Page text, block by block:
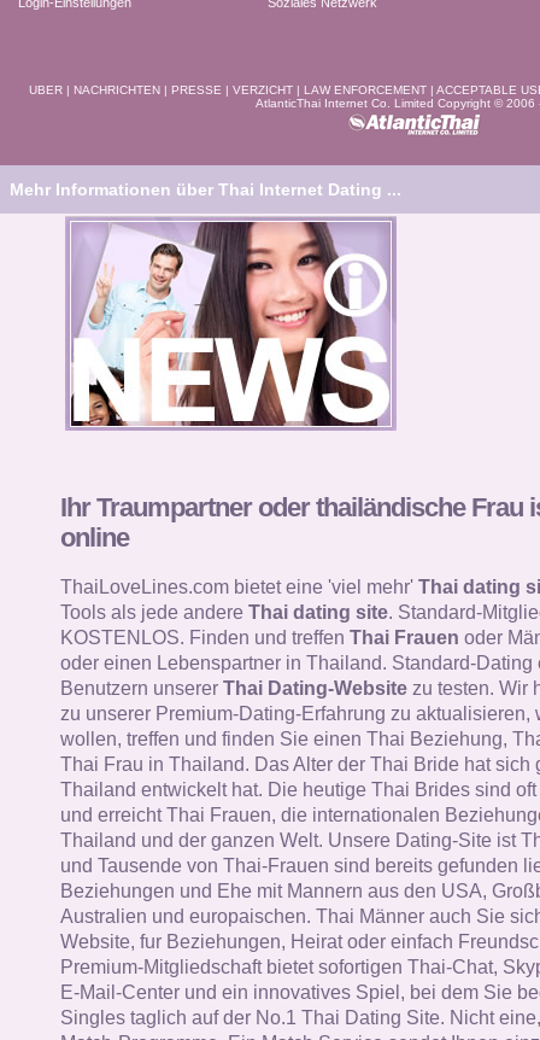
UBER| NACHRICHTEN| PRESSE | VERZICHT| LAW ENFORCEMENT| ACCEPTABLE
AtlanticThai Internet Co. Limited Copyright © 2006
Mehr Informationen über Thai Internet Dating ...
Ihr Traumpartner oder thailändische Frau
online
ThaiLoveLines.com bietet eine 'viel mehr' Thai dating
Tools als jede andere Thai dating site. Standard-
KOSTENLOS. Finden und treffen Thai Frauen oder
oder einen Lebenspartner in Thailand. Standard-Dating
Benutzern unserer Thai Dating-Websitezu testen. Wir
zu unserer Premium-Dating-Erfahrung zu aktualisieren,
wollen, treffen und finden Sie einen Thai Beziehung,
Thai Frau in Thailand. Das Alter der Thai Bride hat sich
Thailand entwickelt hat. Die heutige Thai Brides sind
und erreicht Thai Frauen, die internationalen
Thailand und der ganzen Welt. Unsere Dating-Site ist
und Tausende von Thai-Frauen sind bereits gefunden
Beziehungen und Ehe mit Mannern aus den USA,
Australien und europaischen. Thai Männer auch Sie
Website, fur Beziehungen, Heirat oder einfach
Premium-Mitgliedschaft bietet sofortigen Thai-Chat,
E-Mail-Center und ein innovatives Spiel, bei dem Sie
Singles taglich auf der No.1 Thai Dating Site. Nicht